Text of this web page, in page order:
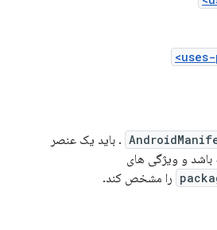
. باید یک عنصر
باشد و ویژگی های
را مشخص کند.